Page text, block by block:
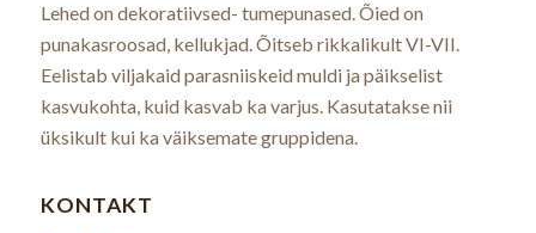
Lehed on dekoratiivsed- tumepunased. Õied on
punakasroosad, kellukjad. Õitseb rikkalikult VI-VII.
Eelistab viljakaid parasniiskeid muldi ja päikselist
kasvukohta, kuid kasvab ka varjus. Kasutatakse nii
üksikult kui ka väiksemate gruppidena.
KONTAKT